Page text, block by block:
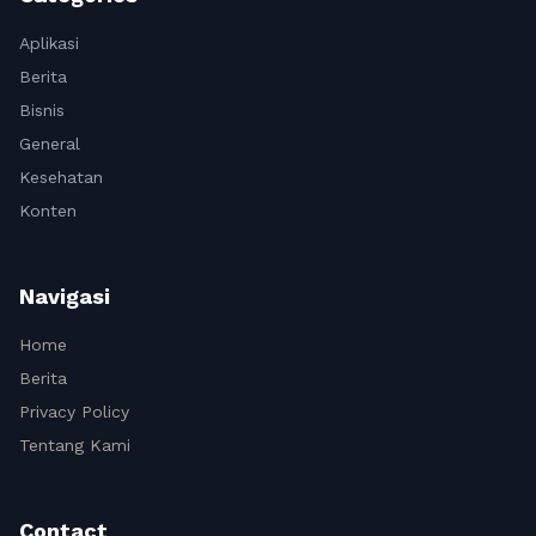
Aplikasi
Berita
Bisnis
General
Kesehatan
Konten
Navigasi
Home
Berita
Privacy Policy
Tentang Kami
Contact